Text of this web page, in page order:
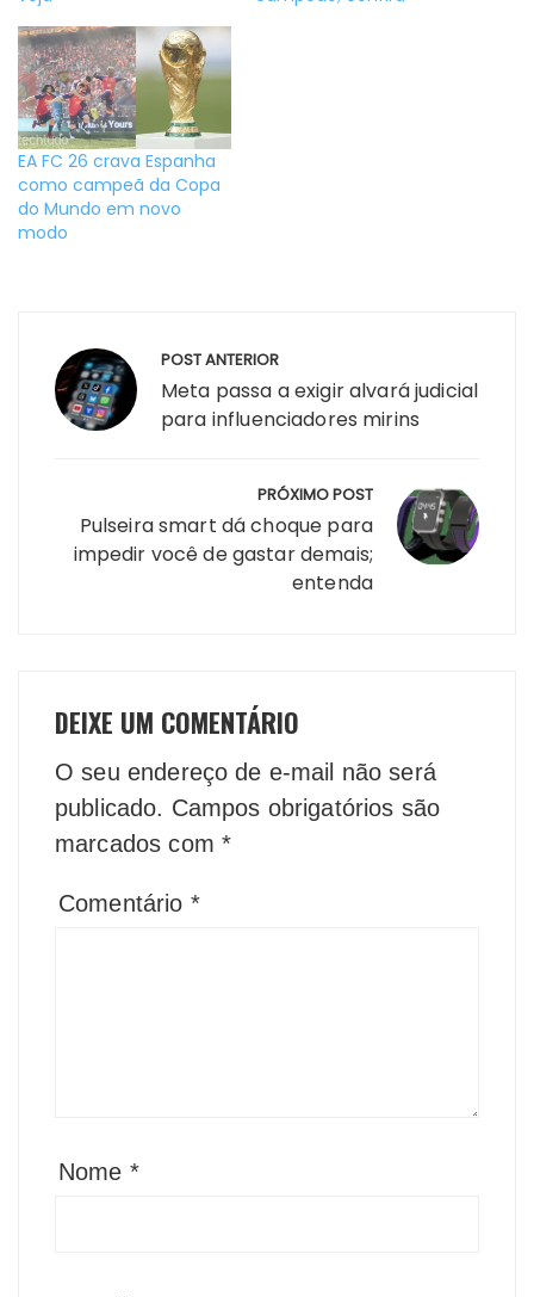
EA FC 26 crava Espanha
como campeã da Copa
do Mundo em novo
modo
de
Post
POST ANTERIOR
Meta passa a exigir alvará judicial
para influenciadores mirins
PRÓXIMO POST
Pulseira smart dá choque para
impedir você de gastar demais;
entenda
DEIXE UM COMENTÁRIO
O seu endereço de e-mail não será
publicado. Campos obrigatórios são
marcados com *
Comentário *
Nome *